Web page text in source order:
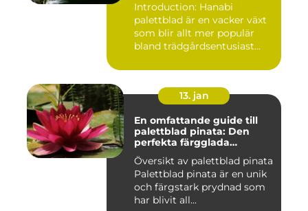
Introduction: Hanabi
palettblad är en vacker växt
som blir allt mer populär
bland trädgårdsentusiast...
13. jan
En omfattande guide till
palettblad pinata: Den
perfekta färgglada
prydnaden för ditt hem
Översikt av palettblad pinata
Palettblad pinata är en unik
och färgstark prydnad som
har blivit all...